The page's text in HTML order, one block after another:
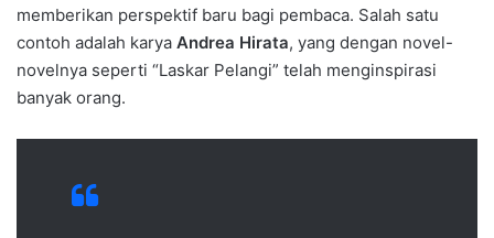
memberikan perspektif baru bagi pembaca. Salah satu
contoh adalah karya Andrea Hirata, yang dengan novel-
novelnya seperti “Laskar Pelangi” telah menginspirasi
banyak orang.